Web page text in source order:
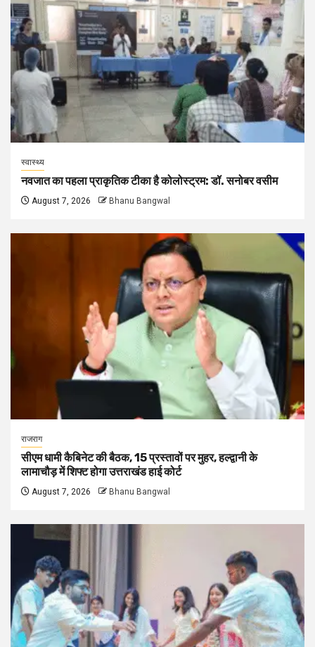
स्वास्थ्य
नवजात का पहला प्राकृतिक टीका है कोलोस्ट्रम: डॉ. सनोबर वसीम
August 7, 2026 Bhanu Bangwal
राजराग
सीएम धामी कैबिनेट की बैठक, 15 प्रस्तावों पर मुहर, हल्द्वानी के
लामाचौड़ में शिफ्ट होगा उत्तराखंड हाई कोर्ट
August 7, 2026 Bhanu Bangwal